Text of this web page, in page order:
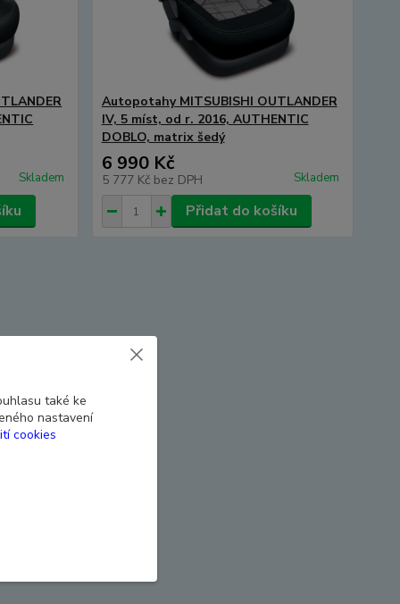
Skladem
Autopotahy MITSUBISHI OUTLANDER
IV, 5 míst, od r. 2016, AUTHENTIC
DOBLO, matrix šedý
6 990 Kč
5 777 Kč bez DPH Skladem
Přidat do košíku
také ke
nastavení
cookies